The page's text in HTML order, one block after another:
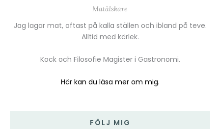
Matälskare
Jag lagar mat, oftast på kalla ställen och ibland på teve.
Alltid med kärlek.
Kock och Filosofie Magister i Gastronomi.
Här kan du läsa mer om mig.
FÖLJ MIG